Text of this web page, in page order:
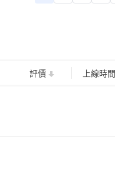
評價 上線時間